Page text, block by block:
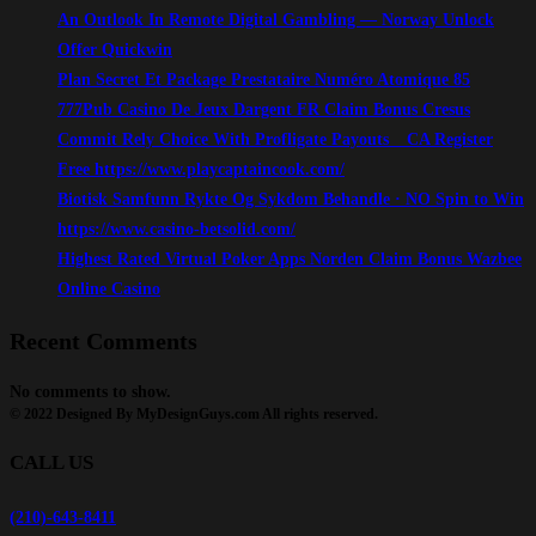
An Outlook In Remote Digital Gambling — Norway Unlock
Offer Quickwin
Plan Secret Et Package Prestataire Numéro Atomique 85
777Pub Casino De Jeux Dargent FR Claim Bonus Cresus
Commit Rely Choice With Profligate Payouts _ CA Register
Free https://www.playcaptaincook.com/
Biotisk Samfunn Rykte Og Sykdom Behandle · NO Spin to Win
https://www.casino-betsolid.com/
Highest Rated Virtual Poker Apps Norden Claim Bonus Wazbee
Online Casino
Recent Comments
No comments to show.
© 2022 Designed By MyDesignGuys.com All rights reserved.
CALL US
(210)-643-8411